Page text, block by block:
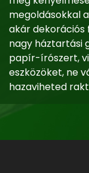
megoldásokkal
akár
nagy háztartási
papír-írószert,
eszközöket, ne
hazaviheted